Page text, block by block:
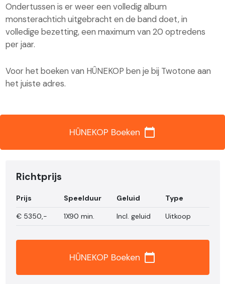
Ondertussen is er weer een volledig album
monsterachtich uitgebracht en de band doet, in
volledige bezetting, een maximum van 20 optredens
per jaar.
Voor het boeken van HÛNEKOP ben je bij Twotone aan
het juiste adres.
HÛNEKOP Boeken calendar_today
Richtprijs
Prijs Speelduur Geluid
Type
€ 5350,- 1X90 min. Incl. geluid Uitkoop
HÛNEKOP Boeken calendar_today